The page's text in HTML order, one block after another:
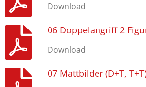
Download
06 Doppelangriff 2
Download
07 Mattbilder (D+T, T+T)